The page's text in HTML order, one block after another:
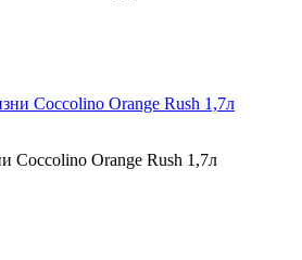
Coccolino Orange Rush 1,7л